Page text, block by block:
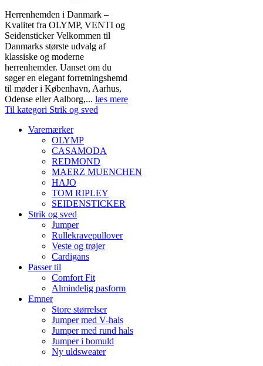
Herrenhemden i Danmark –
Kvalitet fra OLYMP, VENTI og
Seidensticker Velkommen til
Danmarks største udvalg af
klassiske og moderne
herrenhemder. Uanset om du
søger en elegant forretningshemd
til møder i København, Aarhus,
Odense eller Aalborg,... læs mere
Til kategori Strik og sved
Varemærker
OLYMP
CASAMODA
REDMOND
MAERZ MUENCHEN
HAJO
TOM RIPLEY
SEIDENSTICKER
Strik og sved
Jumper
Rullekravepullover
Veste og trøjer
Cardigans
Passer til
Comfort Fit
Almindelig pasform
Emner
Store størrelser
Jumper med V-hals
Jumper med rund hals
Jumper i bomuld
Ny uldsweater